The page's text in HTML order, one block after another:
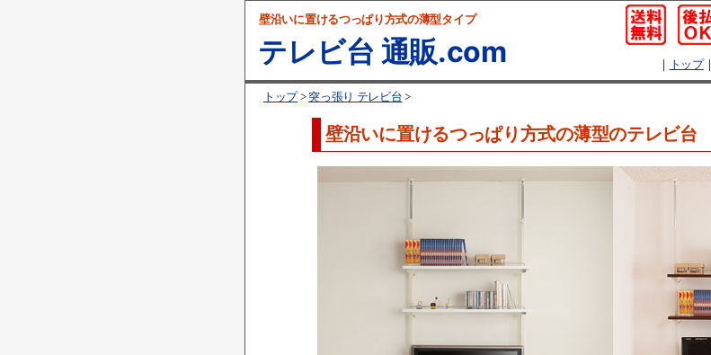
壁沿いに置けるつっぱり方式の薄型タイプ
テレビ台 通販.com ｜ トップ｜
トップ> 突っ張り テレビ台 >
壁沿いに置けるつっぱり方式の薄型のテレビ台